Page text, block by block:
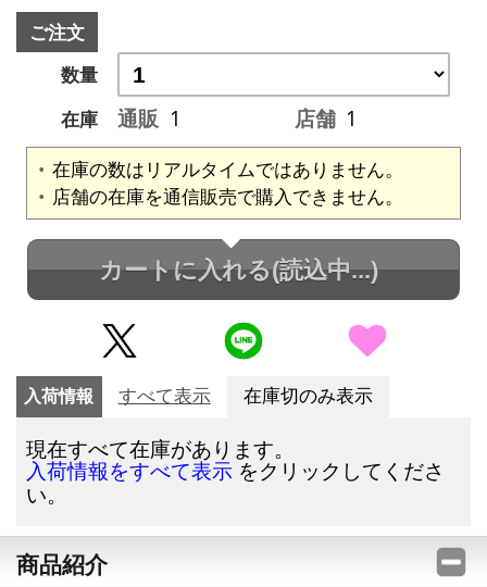
ご注文
数量
在庫
通販 1 店舗 1
在庫の数はリアルタイムではありません。
店舗の在庫を通信販売で購入できません。
カートに入れる(読込中...)
入荷情報 すべて表示 在庫切のみ表示
現在すべて在庫があります。
入荷情報をすべて表示 をクリックしてくださ
い。
商品紹介